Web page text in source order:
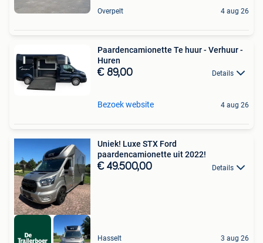
Overpelt 4 aug 26
Paardencamionette Te huur - Verhuur -
Huren
€ 89,00 Details
Bezoek website 4 aug 26
Uniek! Luxe STX Ford
paardencamionette uit 2022!
€ 49.500,00 Details
Hasselt 3 aug 26